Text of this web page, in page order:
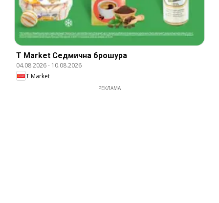
T Market Cедмична брошура
04.08.2026- 10.08.2026
T Market
РЕКЛАМА